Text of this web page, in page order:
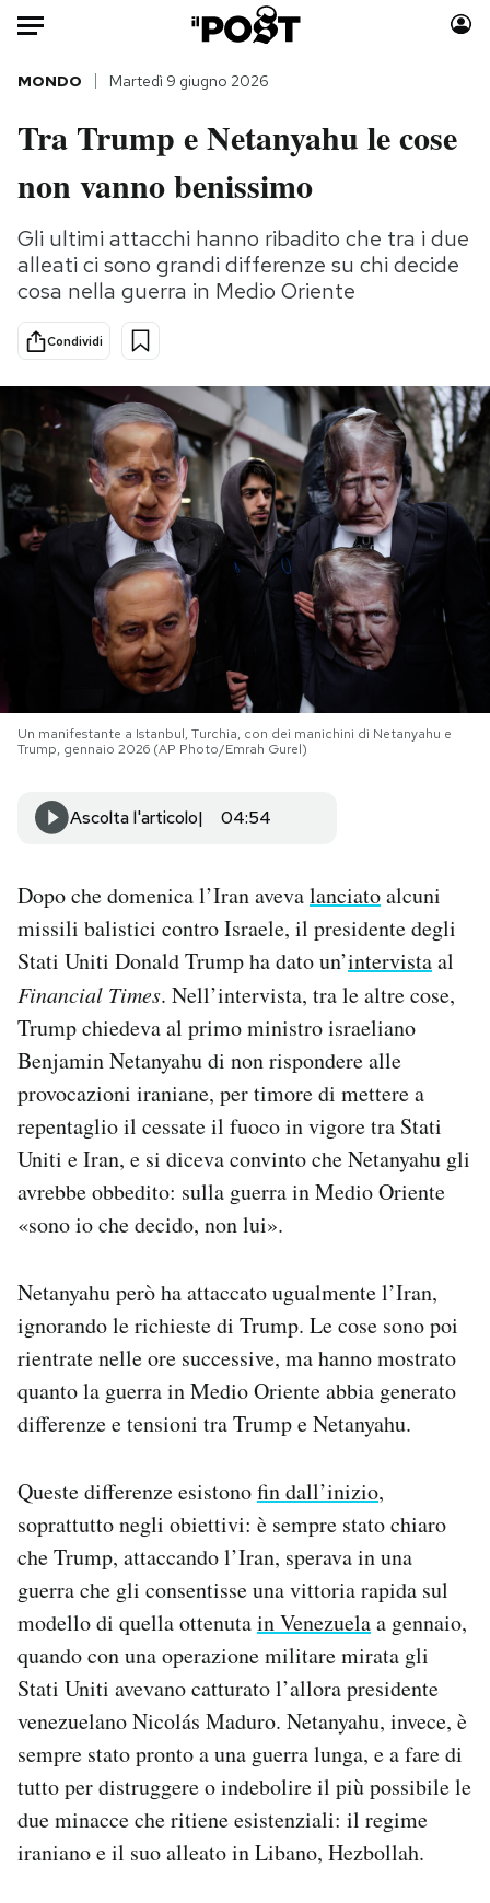
Auto
HOME
Italia
Politica
Tecnologia
Internet
Scienza
Economia
Sport
Moda
Consumismi
Storie/Idee
Altrecose
Mondiali calcio 2026
PODCAST
NEWSLETTER
I MIEI PREFERITI
SHOP
CALENDARIO
AREA PERSONALE
Area Personale
Newsletter
Notifiche mobile
Regala il Post
Hai bisogno di aiuto?
MONDO Martedì 9 giugno 2026
Tra Trump e Netanyahu le cose
non vanno benissimo
Gli ultimi attacchi hanno ribadito che tra i due
alleati ci sono grandi differenze su chi decide
cosa nella guerra in Medio Oriente
Condividi
Un manifestante a Istanbul, Turchia, con dei manichini di Netanyahu e
Trump, gennaio 2026 (AP Photo/Emrah Gurel)
Ascolta l'articolo 04:54
Dopo che domenica l’Iran avevalanciatoalcuni
missili balistici contro Israele, il presidente degli
Stati Uniti Donald Trump ha dato un’intervistaal
Financial Times. Nell’intervista, tra le altre cose,
Trump chiedeva al primo ministro israeliano
Benjamin Netanyahu di non rispondere alle
provocazioni iraniane, per timore di mettere a
repentaglio il cessate il fuoco in vigore tra Stati
Uniti e Iran, e si diceva convinto che Netanyahu gli
avrebbe obbedito: sulla guerra in Medio Oriente
«sono io che decido, non lui».
Netanyahu però ha attaccato ugualmente l’Iran,
ignorando le richieste di Trump. Le cose sono poi
rientrate nelle ore successive, ma hanno mostrato
quanto la guerra in Medio Oriente abbia generato
differenze e tensioni tra Trump e Netanyahu.
Queste differenze esistonofin dall’inizio,
soprattutto negli obiettivi: è sempre stato chiaro
che Trump, attaccando l’Iran, sperava in una
guerra che gli consentisse una vittoria rapida sul
modello di quella ottenutain Venezuelaa gennaio,
quando con una operazione militare mirata gli
Stati Uniti avevano catturato l’allora presidente
venezuelano Nicolás Maduro. Netanyahu, invece, è
sempre stato pronto a una guerra lunga, e a fare di
tutto per distruggere o indebolire il più possibile le
due minacce che ritiene esistenziali: il regime
iraniano e il suo alleato in Libano, Hezbollah.